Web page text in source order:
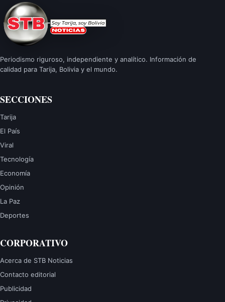
Periodismo riguroso, independiente y analítico. Información de
calidad para Tarija, Bolivia y el mundo.
SECCIONES
Tarija
El País
Viral
Tecnología
Economía
Opinión
La Paz
Deportes
CORPORATIVO
Acerca de STB Noticias
Contacto editorial
Publicidad